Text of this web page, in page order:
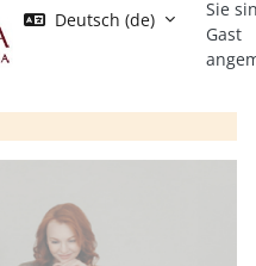
Deutsch ‎(de)‎
Sie
Gast